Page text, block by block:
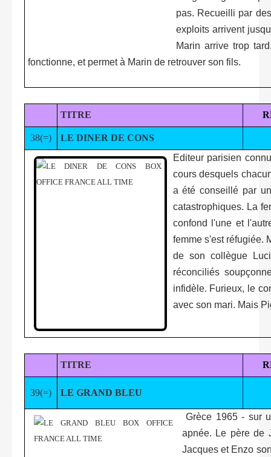
pas. Recueilli par
exploits arrivent
Marin arrive trop
fonctionne, et permet à Marin de retrouver son fils.
TITRE
38(=)
LE DINER DE CONS
Editeur parisien
cours desquels
a été conseillé par
catastrophiques. La
confond l'une et
femme s'est réfugiée.
de son collègue
réconciliés
infidèle. Furieux, le
avec son mari. Mais
TITRE
39(=) LE GRAND BLEU
Grèce 1965 - sur
apnée. Le père de
Jacques et Enzo